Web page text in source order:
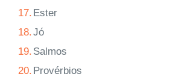
17. Ester
18.Jó
19. Salmos
20. Provérbios